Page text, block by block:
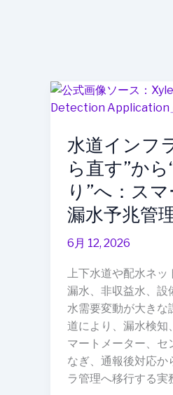
水道インフ
ら直す”か
り”へ：ス
漏水予兆管
6月 12, 2026
上下水道や配水ネッ
漏水、非収益水、設
水需要変動が大きな
道により、漏水検知
マートメーター、セ
なぎ、通報後対応か
ラ管理へ移行する実
水
道
ン
フ
ラ
は“漏
れ
か
ら
直
す”か
ら“AI
で
回
り”へ：